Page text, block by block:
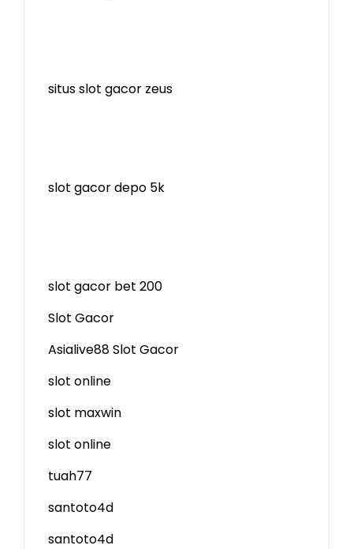
situs slot gacor zeus
slot gacor depo 5k
slot gacor bet 200
Slot Gacor
Asialive88 Slot Gacor
slot online
slot maxwin
slot online
tuah77
santoto4d
santoto4d